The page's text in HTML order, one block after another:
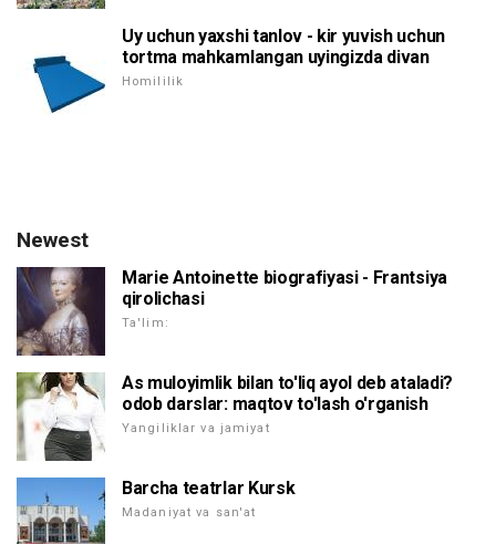
Uy uchun yaxshi tanlov - kir yuvish uchun
tortma mahkamlangan uyingizda divan
Homililik
Newest
Marie Antoinette biografiyasi - Frantsiya
qirolichasi
Ta'lim:
As muloyimlik bilan to'liq ayol deb ataladi?
odob darslar: maqtov to'lash o'rganish
Yangiliklar va jamiyat
Barcha teatrlar Kursk
Madaniyat va san'at